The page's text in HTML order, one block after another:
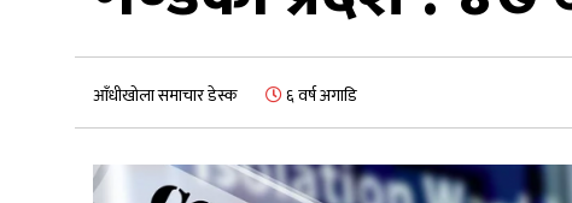
आँधीखोला समाचार डेस्क ६ वर्ष अगाडि